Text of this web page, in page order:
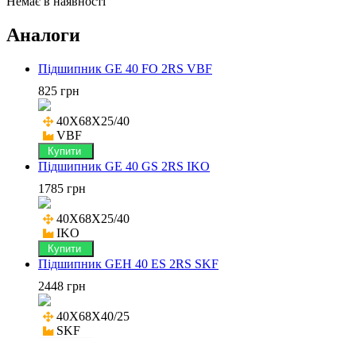
Аналоги
Підшипник GE 40 FO 2RS VBF
825 грн
40X68X25/40
VBF
Купити
Підшипник GE 40 GS 2RS IKO
1785 грн
40X68X25/40
IKO
Купити
Підшипник GEH 40 ES 2RS SKF
2448 грн
40X68X40/25
SKF